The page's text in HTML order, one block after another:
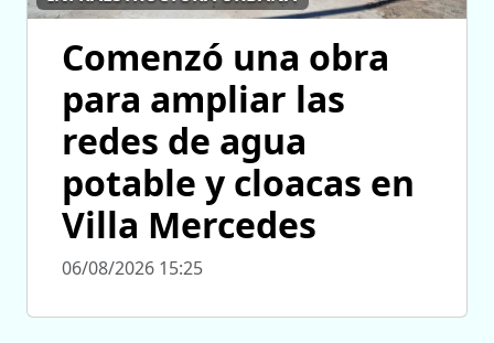
Comenzó una obra
para ampliar las
redes de agua
potable y cloacas en
Villa Mercedes
06/08/2026 15:25